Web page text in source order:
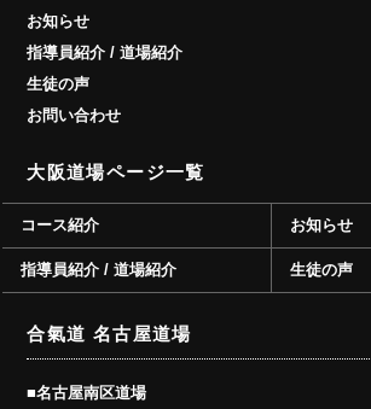
お知らせ
指導員紹介 / 道場紹介
生徒の声
お問い合わせ
大阪道場ページ一覧
コース紹介 お知らせ
指導員紹介 / 道場紹介 生徒の声
合氣道 名古屋道場
■名古屋南区道場